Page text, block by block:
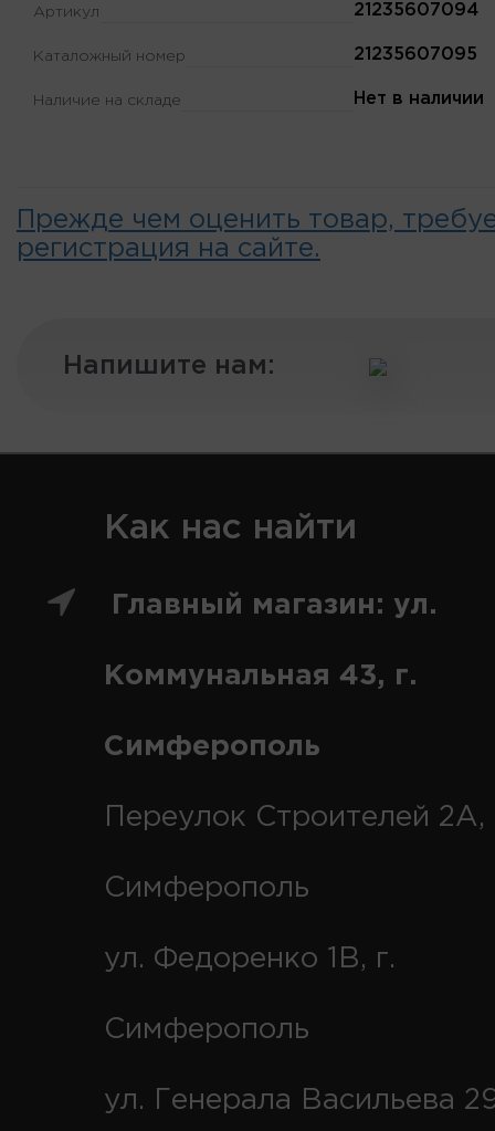
Артикул 21235607094
Каталожный номер 21235607095
Наличие на складе Нет в наличии
Прежде чем оценить товар,
регистрация на сайте.
Напишите нам:
Как нас найти
Главный магазин: ул.
Коммунальная 43, г.
Симферополь
Переулок Строителей 2А,
Симферополь
ул. Федоренко 1В, г.
Симферополь
ул. Генерала Васильева